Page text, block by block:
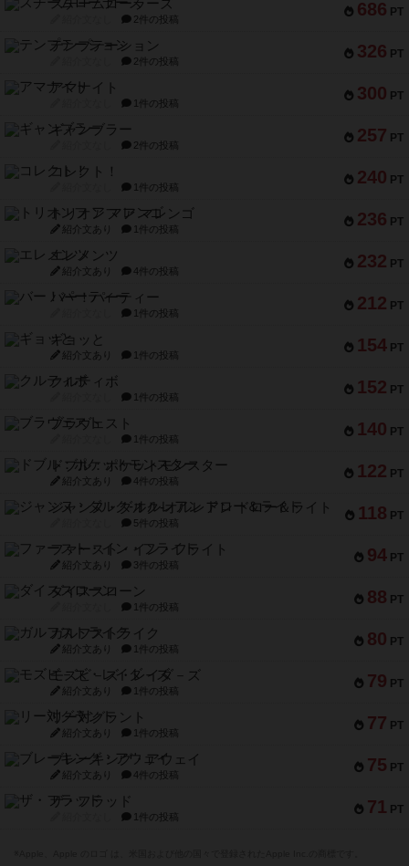
686 PT
スチームローラーズ
2件の投稿
326 PT
テンプテーション
2件の投稿
300 PT
アマナイト
1件の投稿
257 PT
ギャンブラー
2件の投稿
240 PT
コレクト！
1件の投稿
236 PT
トリオンフ ア マレンゴ
紹介文あり 1件の投稿
232 PT
エレメンツ
紹介文あり 4件の投稿
212 PT
バー！パーティー
1件の投稿
154 PT
ギョッと
紹介文あり 1件の投稿
152 PT
クルティボ
1件の投稿
140 PT
ブラヴェスト
1件の投稿
122 PT
ドブル：ポケットモンスター
紹介文あり 4件の投稿
118 PT
ジャンヌ・ダルク-オルレアン ドロー＆ライト
5件の投稿
94 PT
ファースト・イン・フライト
紹介文あり 3件の投稿
88 PT
ダイススローン
1件の投稿
80 PT
ガルフストライク
紹介文あり 1件の投稿
79 PT
モズビ－ズ・レイダ－ズ
紹介文あり 1件の投稿
77 PT
リー対グラント
紹介文あり 1件の投稿
75 PT
ブレーキング・アウェイ
紹介文あり 4件の投稿
71 PT
ザ・フラッド
1件の投稿